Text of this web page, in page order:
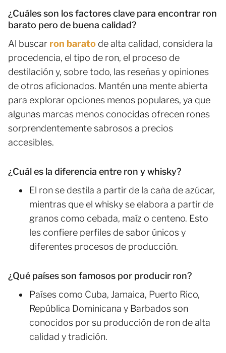
¿Cuáles son los factores clave para encontrar ron
barato pero de buena calidad?
Al buscar ron barato de alta calidad, considera la
procedencia, el tipo de ron, el proceso de
destilación y, sobre todo, las reseñas y opiniones
de otros aficionados. Mantén una mente abierta
para explorar opciones menos populares, ya que
algunas marcas menos conocidas ofrecen rones
sorprendentemente sabrosos a precios
accesibles.
¿Cuál es la diferencia entre ron y whisky?
El ron se destila a partir de la caña de azúcar,
mientras que el whisky se elabora a partir de
granos como cebada, maíz o centeno. Esto
les confiere perfiles de sabor únicos y
diferentes procesos de producción.
¿Qué países son famosos por producir ron?
Países como Cuba, Jamaica, Puerto Rico,
República Dominicana y Barbados son
conocidos por su producción de ron de alta
calidad y tradición.